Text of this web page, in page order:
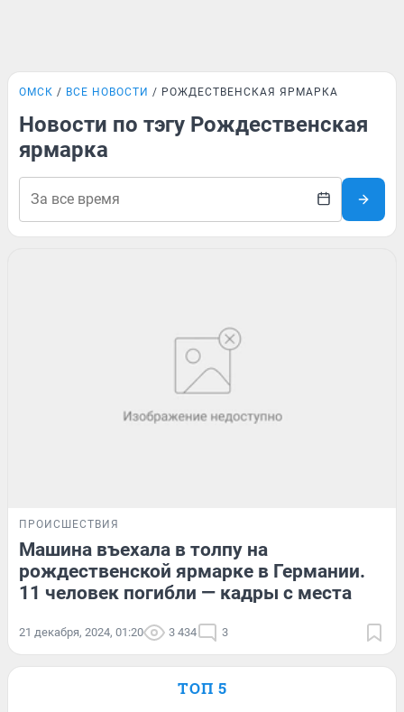
ОМСК ВСЕ НОВОСТИ РОЖДЕСТВЕНСКАЯ ЯРМАРКА
Новости по тэгу Рождественская
ярмарка
ПРОИСШЕСТВИЯ
Машина въехала в толпу на
рождественской ярмарке в Германии.
11 человек погибли — кадры с места
21 декабря, 2024, 01:20 3 434 3
ТОП 5